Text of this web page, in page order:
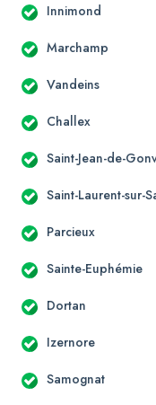
Innimond
Marchamp
Vandeins
Challex
Saint-Jean-de-
Saint-Laurent-sur-
Parcieux
Sainte-Euphémie
Dortan
Izernore
Samognat